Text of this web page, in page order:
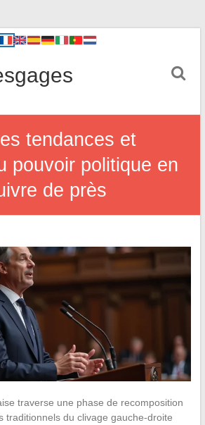
tendances et
pouvoir politique en
de près
traverse une phase de recomposition
traditionnels du clivage gauche-droite